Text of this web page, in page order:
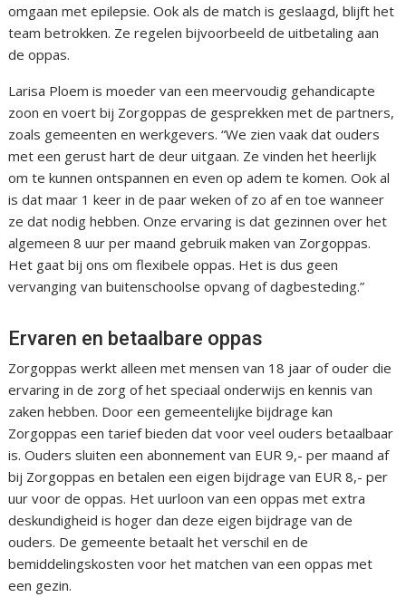
omgaan met epilepsie. Ook als de match is geslaagd, blijft het
team betrokken. Ze regelen bijvoorbeeld de uitbetaling aan
de oppas.
Larisa Ploem is moeder van een meervoudig gehandicapte
zoon en voert bij Zorgoppas de gesprekken met de partners,
zoals gemeenten en werkgevers. “We zien vaak dat ouders
met een gerust hart de deur uitgaan. Ze vinden het heerlijk
om te kunnen ontspannen en even op adem te komen. Ook al
is dat maar 1 keer in de paar weken of zo af en toe wanneer
ze dat nodig hebben. Onze ervaring is dat gezinnen over het
algemeen 8 uur per maand gebruik maken van Zorgoppas.
Het gaat bij ons om flexibele oppas. Het is dus geen
vervanging van buitenschoolse opvang of dagbesteding.”
Ervaren en betaalbare oppas
Zorgoppas werkt alleen met mensen van 18 jaar of ouder die
ervaring in de zorg of het speciaal onderwijs en kennis van
zaken hebben. Door een gemeentelijke bijdrage kan
Zorgoppas een tarief bieden dat voor veel ouders betaalbaar
is. Ouders sluiten een abonnement van EUR 9,- per maand af
bij Zorgoppas en betalen een eigen bijdrage van EUR 8,- per
uur voor de oppas. Het uurloon van een oppas met extra
deskundigheid is hoger dan deze eigen bijdrage van de
ouders. De gemeente betaalt het verschil en de
bemiddelingskosten voor het matchen van een oppas met
een gezin.